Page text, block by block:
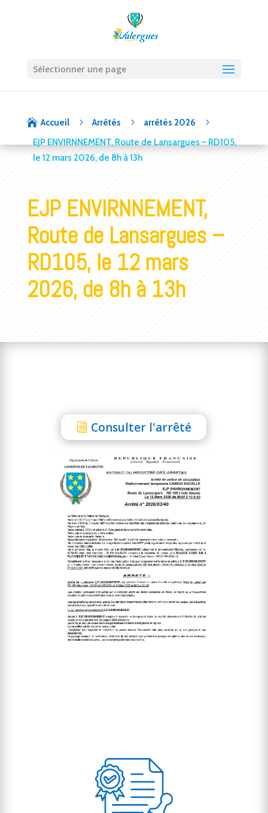
Sélectionner une page
 Accueil 5 Arrêtés 5 arrêtés 2026
5
EJP ENVIRNNEMENT, Route de Lansargues – RD105,
le 12 mars 2026, de 8h à 13h
EJP ENVIRNNEMENT,
Route de Lansargues –
RD105, le 12 mars
2026, de 8h à 13h
Consulter l'arrêté